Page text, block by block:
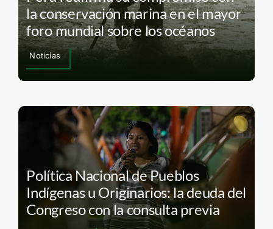
la conservación marina en el mayor
foro mundial sobre los océanos
Noticias
Política Nacional de Pueblos
Indígenas u Originarios: la deuda del
Congreso con la consulta previa